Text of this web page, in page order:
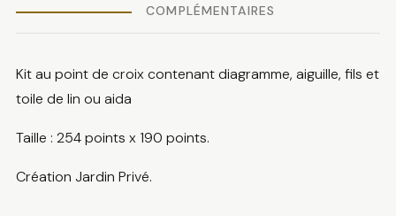
COMPLÉMENTAIRES
Kit au point de croix contenant diagramme, aiguille, fils et
toile de lin ou aida
Taille : 254 points x 190 points.
Création Jardin Privé.